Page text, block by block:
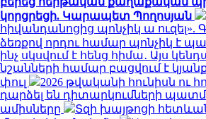
կորցրեցի. Կարապետ Պողոսյան
հիվանդանոցից պոնչիկ ա ուզել».
ձեռքով որդու համար պոնչիկ է
ինչ սկսվում է հենց հիմա․ Այս
նշանների համար բացվում է
փուլ
2026 թվականի հունիսն ու
դարձել են դիտարկումների
ամիսները
Տզի խայթոցի